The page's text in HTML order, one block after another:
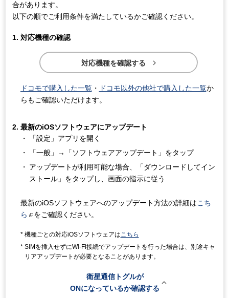
合があります。
以下の順でご利用条件を満たしているかご確認ください。
対応機種の確認
対応機種を確認する 
ドコモで購入した一覧・ ドコモ以外の他社で購入した一覧か
らもご確認いただけます。
最新のiOSソフトウェアにアップデート
「設定」アプリを開く
「一般」→「ソフトウェアアップデート」をタップ
アップデートが利用可能な場合、「ダウンロードしてイン
ストール」をタップし、画面の指示に従う
最新のiOSソフトウェアへのアップデート方法の詳細はこち
ら
をご確認ください。
機種ごとの対応iOSソフトウェアは こちら
SIMを挿入せずにWi-Fi接続でアップデートを行った場合は、別途キャ
リアアップデートが必要となることがあります。
衛星通信トグルが
ONになっているか確認する
